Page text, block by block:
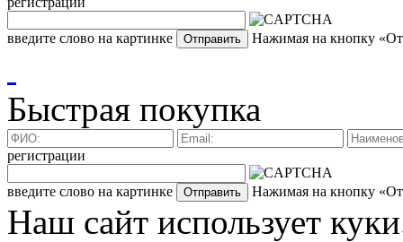
введите слово на картинке Нажимая на кнопку
Быстрая покупка
регистрации
введите слово на картинке Нажимая на кнопку
Наш сайт использует